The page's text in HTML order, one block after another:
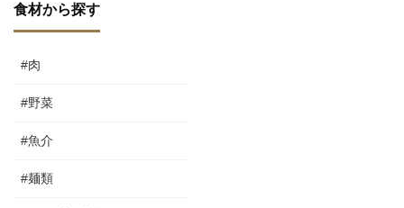
食材から探す
#肉
#野菜
#魚介
#麺類